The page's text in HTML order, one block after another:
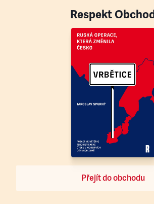
Respekt Obchod
Přejít do obchodu